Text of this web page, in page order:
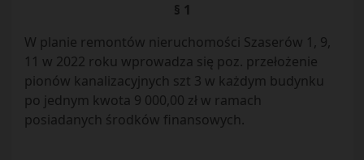
§ 1
W planie remontów nieruchomości Szaserów 1, 9,
11 w 2022 roku wprowadza się poz. przełożenie
pionów kanalizacyjnych szt 3 w każdym budynku
po jednym kwota 9 000,00 zł w ramach
posiadanych środków finansowych.